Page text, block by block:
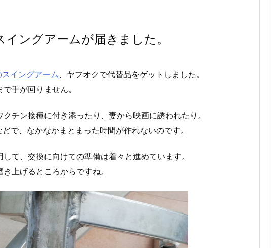
ングアームが届きました。
イングアーム、ヤフオクで代替品をゲットしました。
手が回りません。
チン接種に付き添ったり、妻から映画に誘われたり。
で、なかなかまとまった時間が作れないのです。
て、交換に向けての準備は着々と進めています。
上げるところからですね。